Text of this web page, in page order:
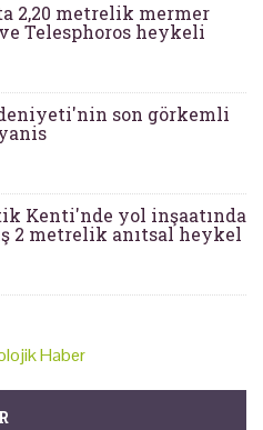
2,20 metrelik mermer
Telesphoros heykeli
son görkemli
Kenti'nde yol inşaatında
2 metrelik anıtsal heykel